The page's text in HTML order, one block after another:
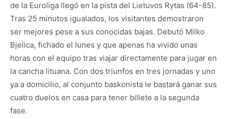
de la Euroliga llegó en la pista del Lietuvos Rytas (64-85).
Tras 25 minutos igualados, los visitantes demostraron
ser mejores pese a sus conocidas bajas. Debutó Milko
Bjelica, fichado el lunes y que apenas ha vivido unas
horas con el equipo tras viajar directamente para jugar en
la cancha lituana. Con dos triunfos en tres jornadas y uno
ya a domicilio, al conjunto baskonista le bastará ganar sus
cuatro duelos en casa para tener billete a la segunda
fase.